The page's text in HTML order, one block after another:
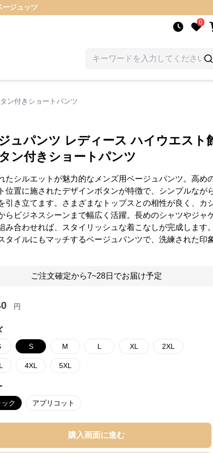
ージュッツ
0
ン付きショートパンツ
ュパンツ レディース ハイウエスト
ン付きショートパンツ
たシルエットが魅力的なメンズ用ベージュパンツ。高め
位置に施されたデザインボタンが特徴で、シンプルなが
引き立てます。さまざまなトップスとの相性が良く、カ
らビジネスシーンまで幅広く活躍。長めのシャツやジャ
み合わせれば、スタイリッシュな着こなしが完成します。
タイルにもマッチするベージュパンツで、洗練された印
ご注文確定から7~28日でお届け予定
円
S M L XL 2XL
4XL 5XL
ク アプリコット
購入画面に進む